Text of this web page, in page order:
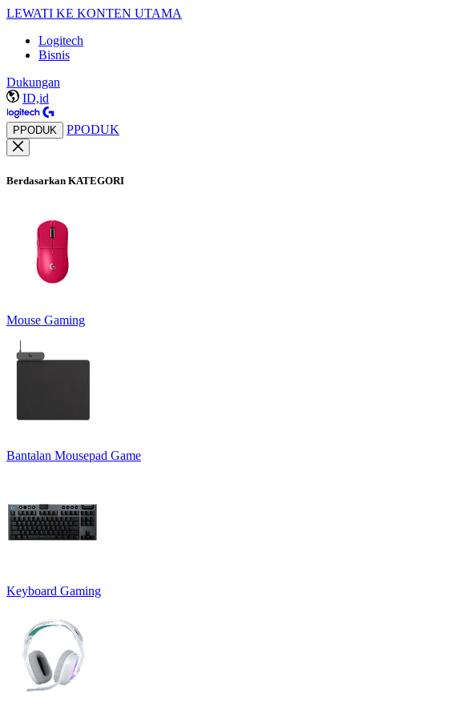
LEWATI KE KONTEN UTAMA
Logitech
Bisnis
Dukungan
ID,id
PPODUK PPODUK
Berdasarkan KATEGORI
Mouse Gaming
Bantalan Mousepad Game
Keyboard Gaming